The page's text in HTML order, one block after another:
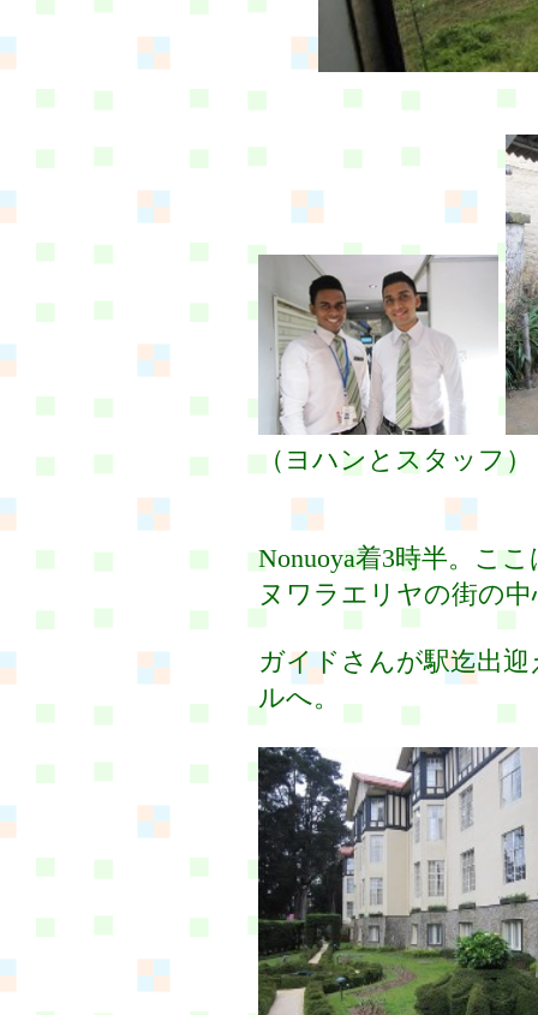
（ヨハンとスタッフ
Nonuoya着3時半。こ
ヌワラエリヤの街の中
ガイドさんが駅迄出
ルへ。